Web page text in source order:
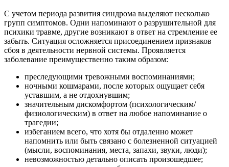
С учетом периода развития синдрома выделяют несколько
групп симптомов. Одни напоминают о разрушительной для
психики травме, другие возникают в ответ на стремление ее
забыть. Ситуация осложняется присоединением признаков
сбоя в деятельности нервной системы. Проявляется
заболевание преимущественно таким образом:
преследующими тревожными воспоминаниями;
ночными кошмарами, после которых ощущает себя
уставшим, а не отдохнувшим;
значительным дискомфортом (психологическим/
физиологическим) в ответ на любое напоминание о
трагедии;
избеганием всего, что хотя бы отдаленно может
напомнить или быть связано с болезненной ситуацией
(мысли, воспоминания, места, запахи, звуки, люди);
невозможностью детально описать произошедшее;